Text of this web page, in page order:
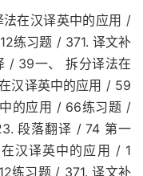
在汉译英中的应用 /
练习题 / 371. 译文补
/ 39一、 拆分译法在
汉译英中的应用 / 59
的应用 / 66练习题 /
段落翻译 / 74 第一
汉译英中的应用 / 1
练习题 / 371. 译文补